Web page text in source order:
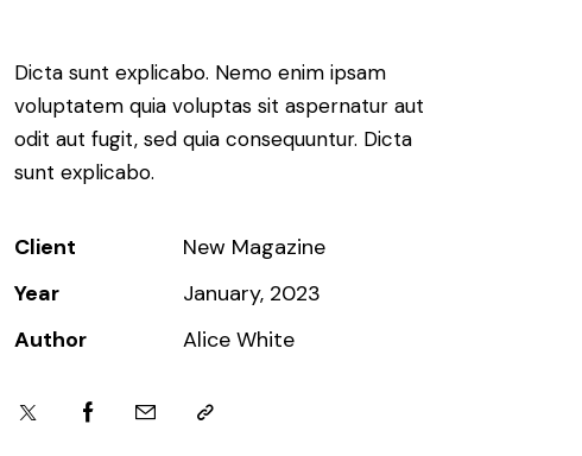
Dicta sunt explicabo. Nemo enim ipsam
voluptatem quia voluptas sit aspernatur aut
odit aut fugit, sed quia consequuntur. Dicta
sunt explicabo.
Client
New Magazine
Year
January, 2023
Author
Alice White